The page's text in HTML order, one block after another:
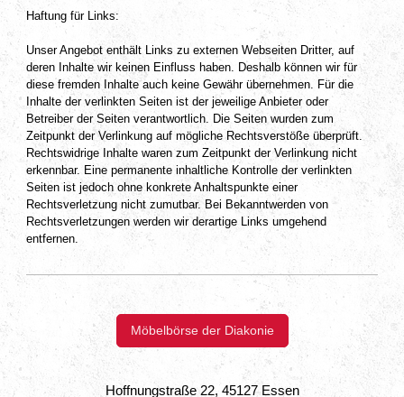
Haftung für Links:
Unser Angebot enthält Links zu externen Webseiten Dritter, auf
deren Inhalte wir keinen Einfluss haben. Deshalb können wir für
diese fremden Inhalte auch keine Gewähr übernehmen. Für die
Inhalte der verlinkten Seiten ist der jeweilige Anbieter oder
Betreiber der Seiten verantwortlich. Die Seiten wurden zum
Zeitpunkt der Verlinkung auf mögliche Rechtsverstöße überprüft.
Rechtswidrige Inhalte waren zum Zeitpunkt der Verlinkung nicht
erkennbar. Eine permanente inhaltliche Kontrolle der verlinkten
Seiten ist jedoch ohne konkrete Anhaltspunkte einer
Rechtsverletzung nicht zumutbar. Bei Bekanntwerden von
Rechtsverletzungen werden wir derartige Links umgehend
entfernen.
Möbelbörse der Diakonie
Hoffnungstraße 22, 45127 Essen